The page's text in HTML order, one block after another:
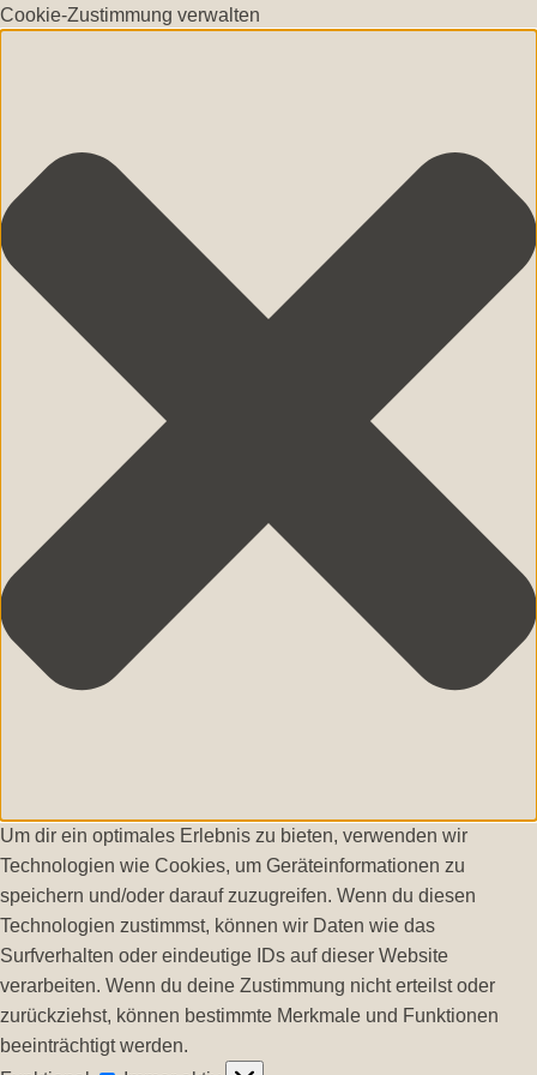
Cookie-Zustimmung verwalten
Um dir ein optimales Erlebnis zu bieten, verwenden wir
Technologien wie Cookies, um Geräteinformationen zu
speichern und/oder darauf zuzugreifen. Wenn du diesen
Technologien zustimmst, können wir Daten wie das
Surfverhalten oder eindeutige IDs auf dieser Website
verarbeiten. Wenn du deine Zustimmung nicht erteilst oder
zurückziehst, können bestimmte Merkmale und Funktionen
beeinträchtigt werden.